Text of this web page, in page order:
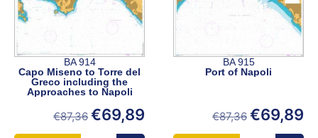
BA 914
Capo Miseno to Torre del
Greco including the
Approaches to Napoli
€87,36 €69,89
BA 915
Port of Napoli
€87,36 €69,89